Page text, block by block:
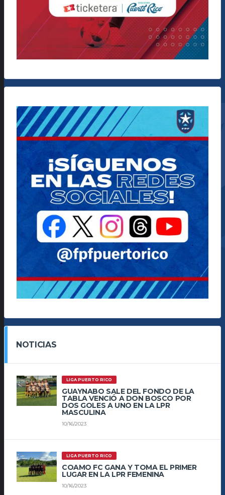
NOTICIAS
LIGA PUERTO RICO
GUAYNABO SALE DEL FONDO DE LA
TABLA VENCIÓ A DON BOSCO POR
DOS GOLES A UNO EN LA LPR
MASCULINA
10/16/2023
LIGA PUERTO RICO
COAMO FC GANA Y TOMA EL PRIMER
LUGAR EN LA LPR FEMENINA
10/16/2023